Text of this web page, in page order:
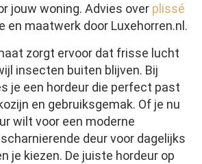
jouw woning. Advies over plissé
en maatwerk door Luxehorren.nl.
zorgt ervoor dat frisse lucht
insecten buiten blijven. Bij
je een hordeur die perfect past
en gebruiksgemak. Of je nu
wilt voor een moderne
deur voor dagelijks
je kiezen. De juiste hordeur op